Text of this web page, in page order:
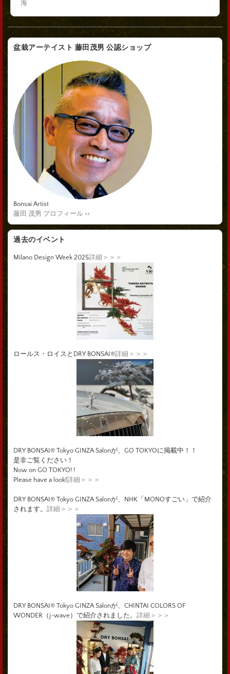
海
盆栽アーテイスト 藤田茂男 公認ショップ
Bonsai Artist
藤田 茂男 プロフィール >>
過去のイベント
Milano Design Week 2025詳細＞＞＞
ロールス・ロイスとDRY BONSAI®詳細＞＞＞
DRY BONSAI® Tokyo GINZA Salonが、GO TOKYOに掲載中！！
是非ご覧ください！
Now on GO TOKYO! !
Please have a look!詳細＞＞＞
DRY BONSAI® Tokyo GINZA Salonが、NHK「MONOすごい」で紹介
されます。 詳細＞＞＞
DRY BONSAI® Tokyo GINZA Salonが、CHINTAI COLORS OF
WONDER（j-wave）で紹介されました。 詳細＞＞＞